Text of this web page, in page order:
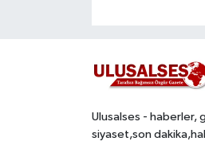
Ulusalses - haberler,
siyaset,son